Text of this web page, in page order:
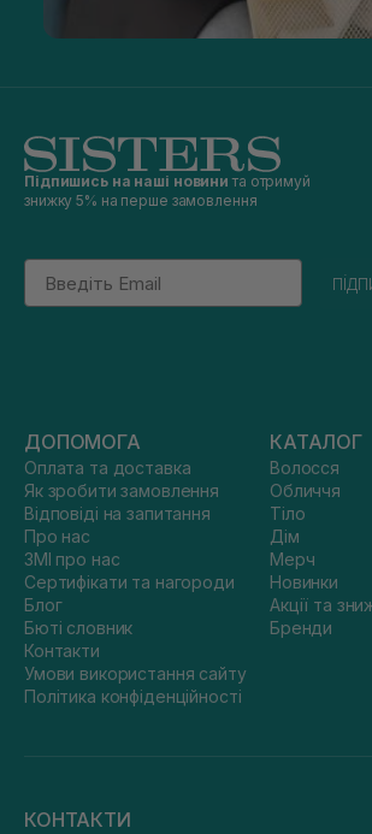
Підпишись на наші новини та отримуй
знижку 5% на перше замовлення
Email
ДОПОМОГА
Оплата та доставка
Як зробити замовлення
Відповіді на запитання
Про нас
ЗМІ про нас
Сертифікати та нагороди
Блог
Бюті словник
Контакти
Умови використання сайту
Політика конфіденційності
КАТАЛОГ
Волосся
Обличчя
Тіло
Дім
Мерч
Новинки
Акції та
Бренди
КОНТАКТИ